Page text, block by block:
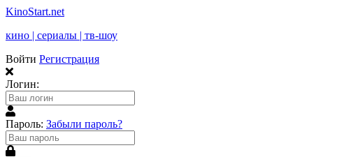
KinoStart.net
кино | сериалы | тв-шоу
Войти Регистрация
Логин:
Пароль: Забыли пароль?